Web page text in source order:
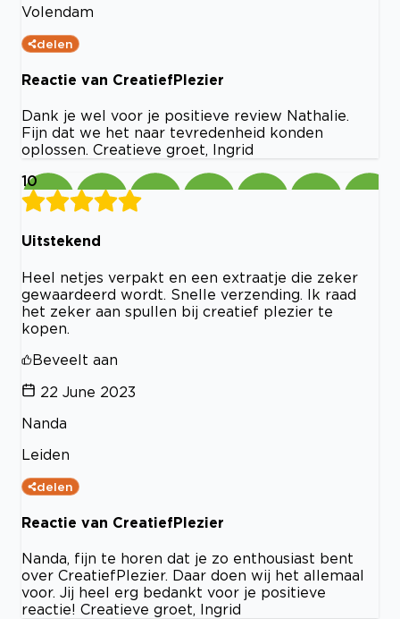
Volendam
delen
Reactie van CreatiefPlezier
Dank je wel voor je positieve review Nathalie.
Fijn dat we het naar tevredenheid konden
oplossen. Creatieve groet, Ingrid
10
Uitstekend
Heel netjes verpakt en een extraatje die zeker
gewaardeerd wordt. Snelle verzending. Ik raad
het zeker aan spullen bij creatief plezier te
kopen.
Beveelt aan
22 June 2023
Nanda
Leiden
delen
Reactie van CreatiefPlezier
Nanda, fijn te horen dat je zo enthousiast bent
over CreatiefPlezier. Daar doen wij het allemaal
voor. Jij heel erg bedankt voor je positieve
reactie! Creatieve groet, Ingrid